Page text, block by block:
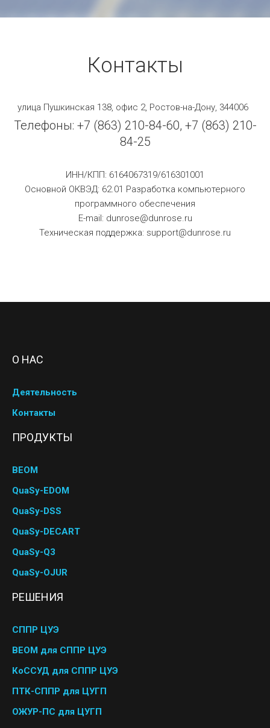
Контакты
улица Пушкинская 138, офис 2, Ростов-на-Дону, 344006
Телефоны: +7 (863) 210-84-60, +7 (863) 210-
84-25
ИНН/КПП: 6164067319/616301001
Основной ОКВЭД: 62.01 Разработка компьютерного
программного обеспечения
E-mail: dunrose@dunrose.ru
Техническая поддержка: support@dunrose.ru
О НАС
Деятельность
Контакты
ПРОДУКТЫ
BEOM
QuaSy-EDOM
QuaSy-DSS
QuaSy-DECART
QuaSy-Q3
QuaSy-OJUR
РЕШЕНИЯ
СППР ЦУЭ
BEOM для СППР ЦУЭ
КоССУД для СППР ЦУЭ
ПТК-СППР для ЦУГП
ОЖУР-ПС для ЦУГП